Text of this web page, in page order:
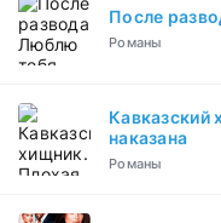
После
Романы
Кавказский
наказана
Романы